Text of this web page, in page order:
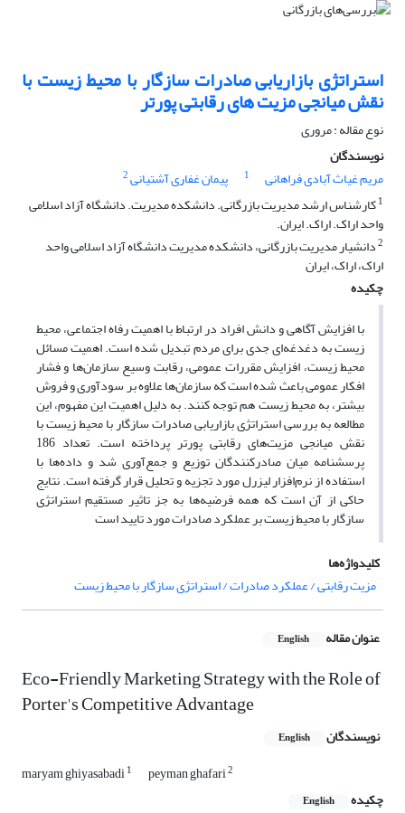
استراتژی بازاریابی صادرات سازگار با محیط زیست با
نقش میانجی مزیت های رقابتی پورتر
نوع مقاله : مروری
نویسندگان
مریم غیاث آبادی فراهانی
1 پیمان غفاری آشتیانی2
1کارشناس ارشد مدیریت بازرگانی. دانشکده مدیریت. دانشگاه آزاد اسلامی
واحد اراک. اراک. ایران.
2دانشیار مدیریت بازرگانی، دانشکده مدیریت دانشگاه آزاد اسلامی واحد
اراک، اراک، ایران
چکیده
با افزایش آگاهی و دانش افراد در ارتباط با اهمیت رفاه اجتماعی، محیط
زیست به دغدغه‌ای جدی برای مردم تبدیل شده است. اهمیت مسائل
محیط زیست، افزایش مقررات عمومی، رقابت وسیع سازمان‌ها و فشار
افکار عمومی باعث شده است که سازمان‌ها علاوه بر سودآوری و فروش
بیشتر، به محیط زیست هم توجه کنند. به دلیل اهمیت این مفهوم، این
مطالعه به بررسی استراتژی بازاریابی صادرات سازگار با محیط زیست با
نقش میانجی مزیت‌های رقابتی پورتر پرداخته است. تعداد 186
پرسشنامه میان صادرکنندگان توزیع و جمع‌آوری شد و داده‌ها با
استفاده از نرم‌افزار لیزرل مورد تجزیه و تحلیل قرار گرفته است. نتایج
حاکی از آن است که همه‌ فرضیه‌ها به جز تاثیر مستقیم استراتژی‌
سازگار با محیط زیست بر عملکرد صادرات مورد تایید است
کلیدواژه‌ها
مزیت رقابتی / عملکرد صادرات / استراتژی سازگار با محیط زیست
عنوان مقاله English
Eco-Friendly Marketing Strategy with the Role of
Porter's Competitive Advantage
نویسندگان English
maryam ghiyasabadi1 peyman ghafari2
چکیده English